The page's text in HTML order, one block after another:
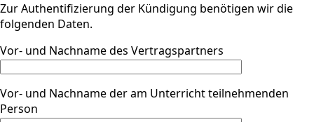
Zur Authentifizierung der Kündigung benötigen wir die
folgenden Daten.
Vor- und Nachname des Vertragspartners
Vor- und Nachname der am Unterricht teilnehmenden
Person